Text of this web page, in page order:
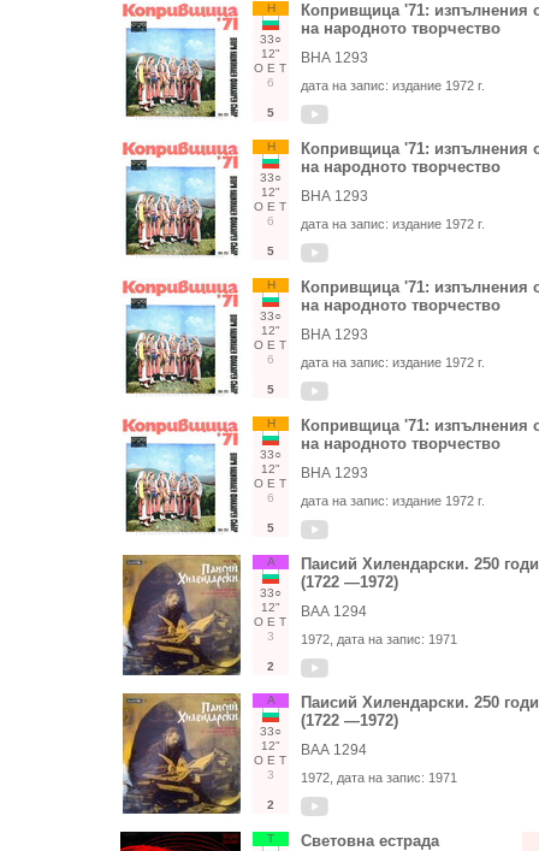
Н
33○
12"
О Е Т
6
5
Копривщица '71: изпълнения
на народното творчество
ВНА 1293
дата на запис: издание 1972 г.
Н
33○
12"
О Е Т
6
5
Копривщица '71: изпълнения
на народното творчество
ВНА 1293
дата на запис: издание 1972 г.
Н
33○
12"
О Е Т
6
5
Копривщица '71: изпълнения
на народното творчество
ВНА 1293
дата на запис: издание 1972 г.
Н
33○
12"
О Е Т
6
5
Копривщица '71: изпълнения
на народното творчество
ВНА 1293
дата на запис: издание 1972 г.
А
33○
12"
О Е Т
3
2
Паисий Хилендарски. 250
(1722 —1972)
ВАА 1294
1972 , дата на запис: 1971
А
33○
12"
О Е Т
3
2
Паисий Хилендарски. 250
(1722 —1972)
ВАА 1294
1972 , дата на запис: 1971
Т Световна естрада